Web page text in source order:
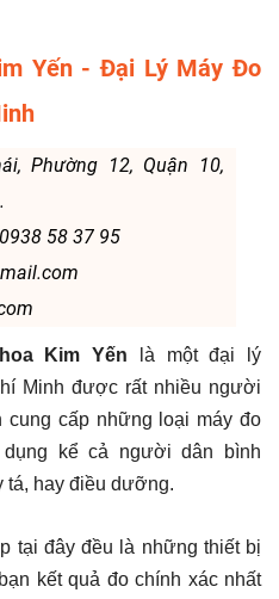
Yến - Đại Lý Máy Đo
Phường 12, Quận 10,
58 37 95
Kim Yến là một đại lý
Minh được rất nhiều người
cấp những loại máy đo
kể cả người dân bình
tá, hay điều dưỡng.
tại đây đều là những thiết bị
kết quả đo chính xác nhất